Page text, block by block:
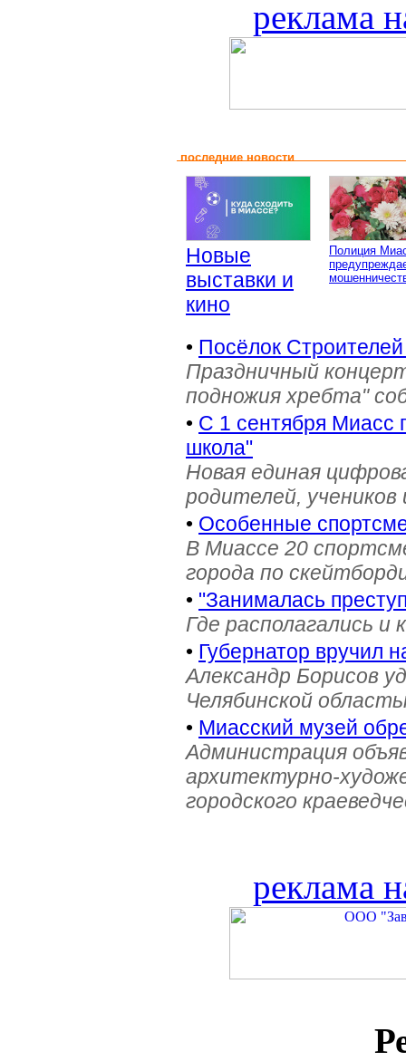
реклама
последние новости
Новые
выставки и
кино
Полиция
• Посёлок
Праздничный
подножия хребта"
• С 1 сентября Миасс
школа"
Новая единая
родителей, учеников
• Особенные
В Миассе 20
города по
• "Занималась
Где располагались и
• Губернатор вручил
Александр Борисов
Челябинской
• Миасский музей
Администрация
архитектурно-
городского
реклама